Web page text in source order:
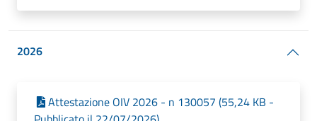
2026
Attestazione OIV 2026 - n 130057 (55,24 KB -